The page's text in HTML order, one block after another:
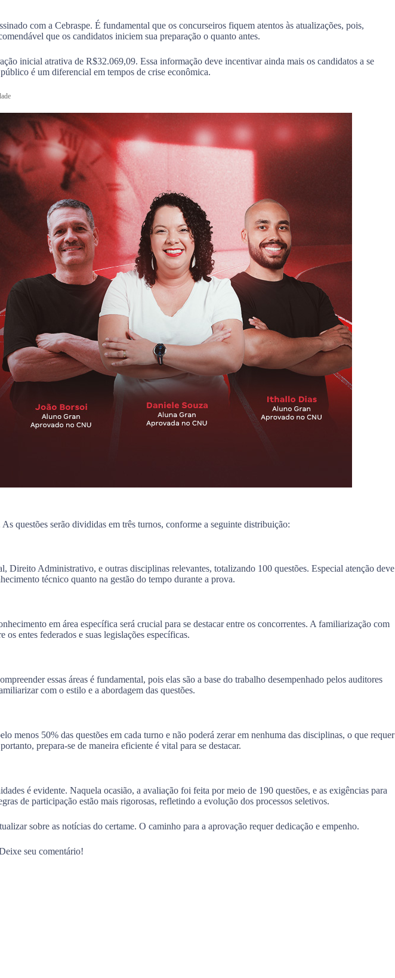
com a Cebraspe. É fundamental que os concurseiros fiquem atentos às atualizações, pois,
que os candidatos iniciem sua preparação o quanto antes.
inicial atrativa de R$32.069,09. Essa informação deve incentivar ainda mais os candidatos a se
é um diferencial em tempos de crise econômica.
questões serão divididas em três turnos, conforme a seguinte distribuição:
Administrativo, e outras disciplinas relevantes, totalizando 100 questões. Especial atenção deve
técnico quanto na gestão do tempo durante a prova.
em área específica será crucial para se destacar entre os concorrentes. A familiarização com
entes federados e suas legislações específicas.
essas áreas é fundamental, pois elas são a base do trabalho desempenhado pelos auditores
com o estilo e a abordagem das questões.
50% das questões em cada turno e não poderá zerar em nenhuma das disciplinas, o que requer
prepara-se de maneira eficiente é vital para se destacar.
é evidente. Naquela ocasião, a avaliação foi feita por meio de 190 questões, e as exigências para
de participação estão mais rigorosas, refletindo a evolução dos processos seletivos.
sobre as notícias do certame. O caminho para a aprovação requer dedicação e empenho.
seu comentário!